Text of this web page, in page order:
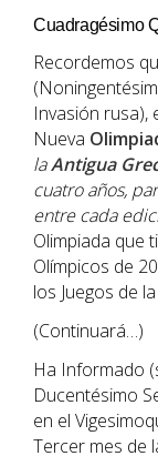
Cuadragésimo
Recordemos
Invasión rusa),
Nueva
laAntigua
cuatro años,
entre cada
Olimpiada que
Olímpicos de
los Juegos de
(Continuará…)
Ha Informado
Ducentésimo
en el
Tercer mes de